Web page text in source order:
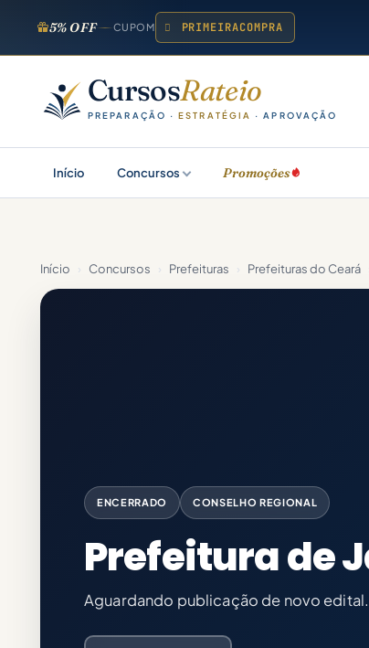
5% OFF CUPOM PRIMEIRACOMPRA
CursosRateio
PREPARAÇÃO ·ESTRATÉGIA · APROVAÇÃO
Início Concursos Promoções
Início › Concursos › Prefeituras › Prefeituras do Ceará
ENCERRADO CONSELHO REGIONAL
Prefeitura de
Aguardando publicação de novo edital.